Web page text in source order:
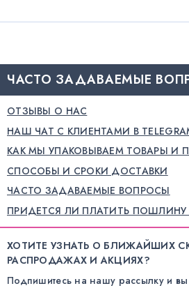
ЧАСТО ЗАДАВАЕМЫЕ
ОТЗЫВЫ О НАС
НАШ ЧАТ С КЛИЕНТАМИ В
КАК МЫ УПАКОВЫВАЕМ ТОВАРЫ И
СПОСОБЫ И СРОКИ ДОСТАВКИ
ЧАСТО ЗАДАВАЕМЫЕ ВОПРОСЫ
ПРИДЕТСЯ ЛИ ПЛАТИТЬ
ХОТИТЕ УЗНАТЬ О БЛИЖАЙШИХ
РАСПРОДАЖАХ И АКЦИЯХ?
Подпишитесь на нашу рассылку и вы